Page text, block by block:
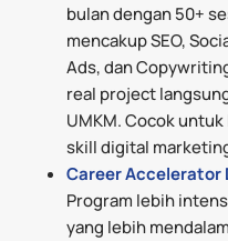
bulan dengan 50+
mencakup SEO,
Ads, dan
real project
UMKM. Cocok
skill digital
Career Accelerator
Program lebih
yang lebih